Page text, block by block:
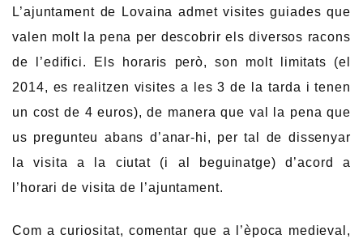
L’ajuntament de Lovaina admet visites guiades que
valen molt la pena per descobrir els diversos racons
de l’edifici. Els horaris però, son molt limitats (el
2014, es realitzen visites a les 3 de la tarda i tenen
un cost de 4 euros), de manera que val la pena que
us pregunteu abans d’anar-hi, per tal de dissenyar
la visita a la ciutat (i al beguinatge) d’acord a
l’horari de visita de l’ajuntament.
Com a curiositat, comentar que a l’època medieval,